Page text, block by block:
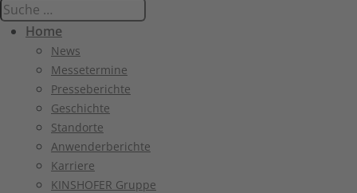
Home
News
Messetermine
Presseberichte
Geschichte
Standorte
Anwenderberichte
Karriere
KINSHOFER Gruppe